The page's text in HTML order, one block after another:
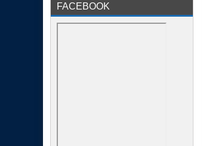
FACEBOOK